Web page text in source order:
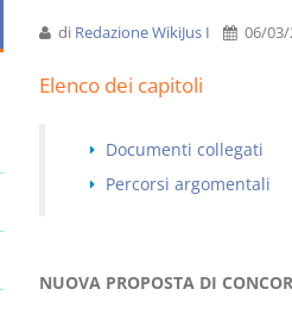
di Redazione WikiJus I 06/03/
Elenco dei capitoli
Documenti collegati
Percorsi argomentali
NUOVA PROPOSTA DI